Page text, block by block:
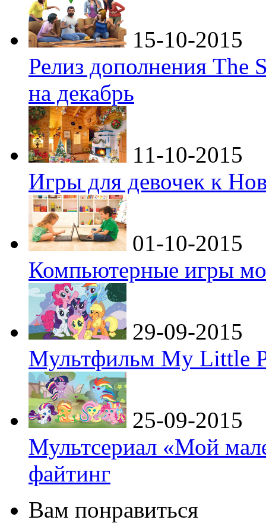
15-10-2015
Релиз дополнения The
на декабрь
11-10-2015
Игры для девочек к
01-10-2015
Компьютерные игры
29-09-2015
Мультфильм My Little
25-09-2015
Мультсериал «Мой
файтинг
Вам понравиться